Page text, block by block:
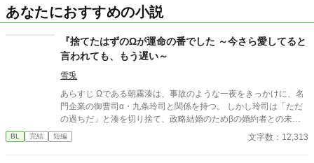
あなたにおすすめの小説
『捨てたはずのΩが運命の番でした ～今さら愛してると
言われても、もう遅い～
雪兎
あらすじ Ωである朝霧湊は、事故のような一夜をきっかけに、名
門企業の御曹司α・九条玲司と関係を持つ。 しかし玲司は「ただ
の過ちだ」と湊を切り捨て、政略結婚のためβの婚約者との未来
を選んだ。 深く傷ついた湊は、彼の前から姿を消す。 数か月後―
―。 湊の身体は、これまで誰も知らなかった希少な『遅咲きΩ』
BL 完結 短編 文字数：12,313